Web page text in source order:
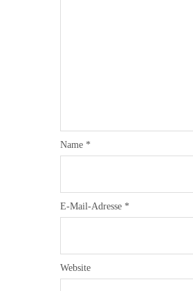
Name *
E-Mail-Adresse *
Website